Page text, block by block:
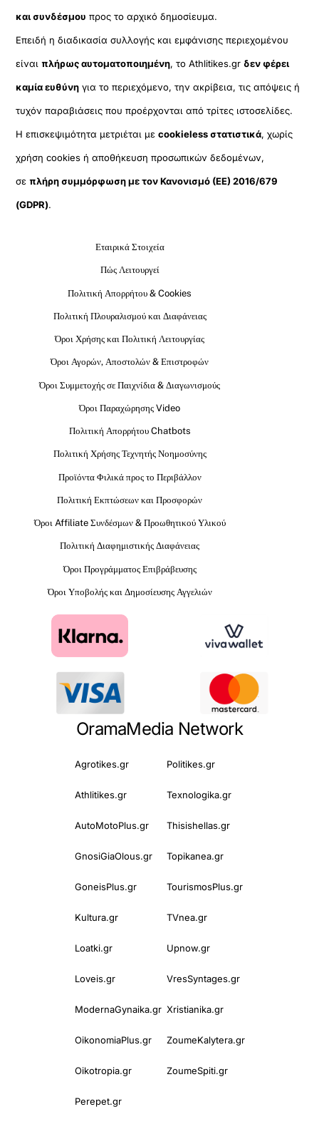
και συνδέσμου προς το αρχικό δημοσίευμα.
Επειδή η διαδικασία συλλογής και εμφάνισης περιεχομένου
είναιπλήρως αυτοματοποιημένη, το Athlitikes.gr δεν φέρει
καμία ευθύνη για το περιεχόμενο, την ακρίβεια, τις απόψεις ή
τυχόν παραβιάσεις που προέρχονται από τρίτες ιστοσελίδες.
Η επισκεψιμότητα μετριέται μεcookieless στατιστικά, χωρίς
χρήση cookies ή αποθήκευση προσωπικών δεδομένων,
σεπλήρη συμμόρφωση με τον Κανονισμό (ΕΕ) 2016/679
(GDPR).
Εταιρικά Στοιχεία
Πώς Λειτουργεί
Πολιτική Απορρήτου & Cookies
Πολιτική Πλουραλισμού και Διαφάνειας
Όροι Χρήσης και Πολιτική Λειτουργίας
Όροι Αγορών, Αποστολών & Επιστροφών
Όροι Συμμετοχής σε Παιχνίδια & Διαγωνισμούς
Όροι Παραχώρησης Video
Πολιτική Απορρήτου Chatbots
Πολιτική Χρήσης Τεχνητής Νοημοσύνης
Προϊόντα Φιλικά προς το Περιβάλλον
Πολιτική Εκπτώσεων και Προσφορών
Όροι Affiliate Συνδέσμων & Προωθητικού Υλικού
Πολιτική Διαφημιστικής Διαφάνειας
Όροι Προγράμματος Επιβράβευσης
Όροι Υποβολής και Δημοσίευσης Αγγελιών
OramaMedia Network
Agrotikes.gr Politikes.gr
Athlitikes.gr Texnologika.gr
AutoMotoPlus.gr Thisishellas.gr
GnosiGiaOlous.gr Topikanea.gr
GoneisPlus.gr TourismosPlus.gr
Kultura.gr TVnea.gr
Loatki.gr Upnow.gr
Loveis.gr VresSyntages.gr
ModernaGynaika.gr Xristianika.gr
OikonomiaPlus.gr ZoumeKalytera.gr
Oikotropia.gr ZoumeSpiti.gr
Perepet.gr